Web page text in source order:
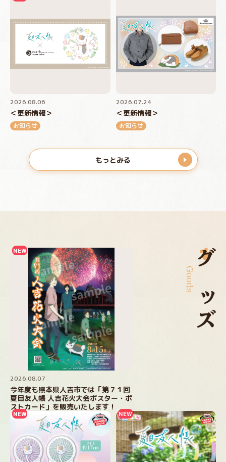
2026.08.06
＜更新情報＞
お知らせ
2026.07.24
＜更新情報＞
お知らせ
もっとみる
Goods グッズ
2026.08.07
今年度も熊本県人吉市では「第７１回
夏目友人帳 人吉花火大会ポスター・ポ
ストカード」を販売いたします！